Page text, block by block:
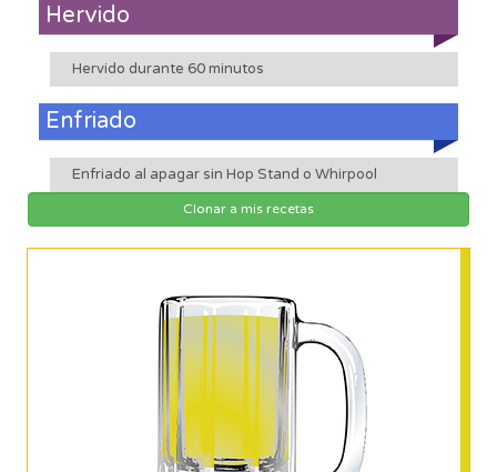
Hervido
Hervido durante 60 minutos
Enfriado
Enfriado al apagar sin Hop Stand o Whirpool
Clonar a mis recetas